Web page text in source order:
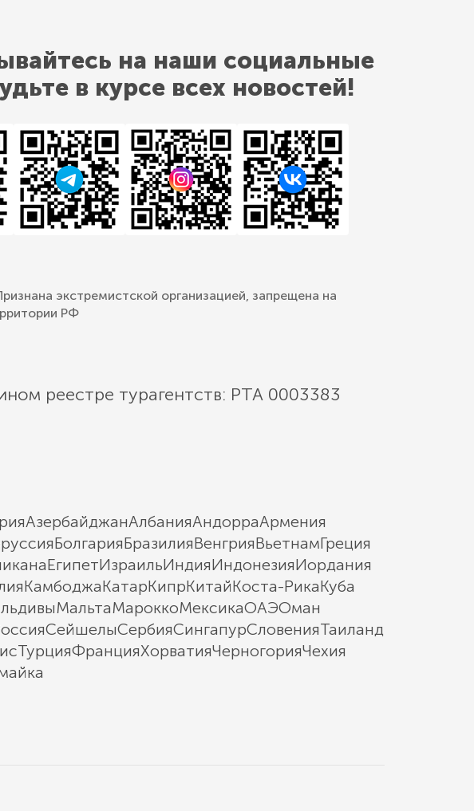
на наши социальные
в курсе всех новостей!
экстремистской организацией, запрещена на
РФ
реестре турагентств: РТА 0003383
АзербайджанАлбанияАндорраАрмения
БолгарияБразилияВенгрияВьетнамГреция
ЕгипетИзраильИндияИндонезияИордания
КамбоджаКатарКипрКитайКоста-РикаКуба
МальтаМароккоМексикаОАЭОман
СейшелыСербияСингапурСловенияТаиланд
ТурцияФранцияХорватияЧерногорияЧехия